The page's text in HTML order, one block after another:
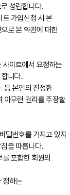
성립합니다.
가입신청 시 본
로 본 약관에 대한
이트에서 요청하는
니다.
등 본인의 진정한
아무런 권리를 주장할
밀번호를 가지고 있지
을 따릅니다.
포함한 회원의
정하는